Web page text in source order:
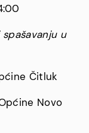
u
Čitluk
Novo